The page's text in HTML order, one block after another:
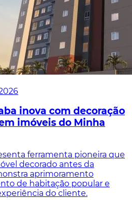
inova com decoração
imóveis do Minha
ferramenta pioneira que
decorado antes da
aprimoramento
de habitação popular e
do cliente.